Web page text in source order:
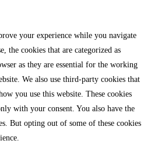
your experience while you navigate
the cookies that are categorized as
as they are essential for the working
We also use third-party cookies that
you use this website. These cookies
with your consent. You also have the
But opting out of some of these cookies